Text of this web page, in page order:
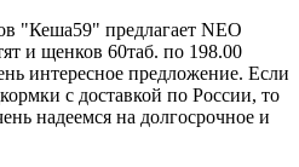
"Кеша59" предлагает NEO
и щенков 60таб. по 198.00
интересное предложение. Если
с доставкой по России, то
надеемся на долгосрочное и